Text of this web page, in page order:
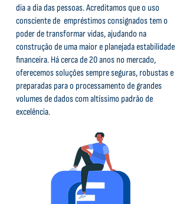
dia a dia das pessoas. Acreditamos que o uso
consciente de empréstimos consignados tem o
poder de transformar vidas, ajudando na
construção de uma maior e planejada estabilidade
financeira. Há cerca de 20 anos no mercado,
oferecemos soluções sempre seguras, robustas e
preparadas para o processamento de grandes
volumes de dados com altíssimo padrão de
excelência.